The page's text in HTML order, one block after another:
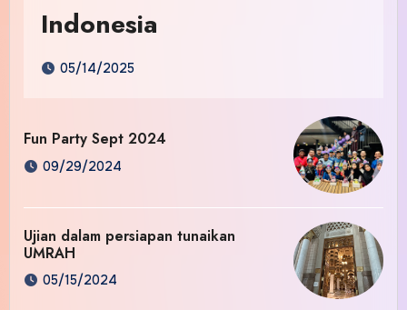
Indonesia
05/14/2025
Fun Party Sept 2024
09/29/2024
Ujian dalam persiapan tunaikan
UMRAH
05/15/2024